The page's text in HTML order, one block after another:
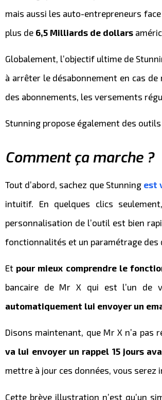
mais aussi les auto-entrepreneurs face
plus de 6,5 Milliards de dollars
Globalement, l’objectif ultime de
à arrêter le désabonnement en cas
des abonnements, les versements
Stunning propose également des
Comment ça marche ?
Tout d’abord, sachez que Stunning est
intuitif. En quelques clics
personnalisation de l’outil est bien
fonctionnalités et un paramétrage des
Et pour mieux comprendre le
bancaire de Mr X qui est l’un de
automatiquement lui envoyer un
Disons maintenant, que Mr X n’a
va lui envoyer un rappel 15 jours
mettre à jour ces données, vous
Cette brève illustration n’est qu’un